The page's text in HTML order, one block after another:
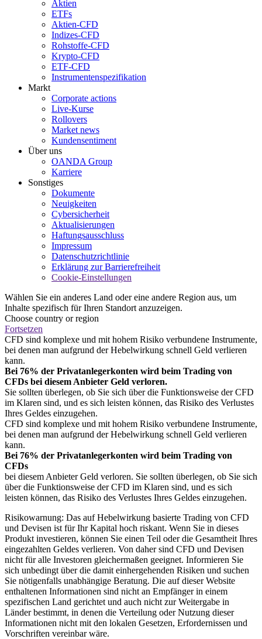
Aktien
ETFs
Aktien-CFD
Indizes-CFD
Rohstoffe-CFD
Krypto-CFD
ETF-CFD
Instrumentenspezifikation
Markt
Corporate actions
Live-Kurse
Rollovers
Market news
Kundensentiment
Über uns
OANDA Group
Karriere
Sonstiges
Dokumente
Neuigkeiten
Cybersicherheit
Aktualisierungen
Haftungsausschluss
Impressum
Datenschutzrichtlinie
Erklärung zur Barrierefreiheit
Cookie-Einstellungen
Wählen Sie ein anderes Land oder eine andere Region aus, um
Inhalte spezifisch für Ihren Standort anzuzeigen.
Choose country or region
Fortsetzen
CFD sind komplexe und mit hohem Risiko verbundene Instrumente,
bei denen man aufgrund der Hebelwirkung schnell Geld verlieren
kann.
Bei 76% der Privatanlegerkonten wird beim Trading von
CFDs bei diesem Anbieter Geld verloren.
Sie sollten überlegen, ob Sie sich über die Funktionsweise der CFD
im Klaren sind, und es sich leisten können, das Risiko des Verlustes
Ihres Geldes einzugehen.
CFD sind komplexe und mit hohem Risiko verbundene Instrumente,
bei denen man aufgrund der Hebelwirkung schnell Geld verlieren
kann.
Bei 76% der Privatanlegerkonten wird beim Trading von
CFDs
bei diesem Anbieter Geld verloren. Sie sollten überlegen, ob Sie sich
über die Funktionsweise der CFD im Klaren sind, und es sich
leisten können, das Risiko des Verlustes Ihres Geldes einzugehen.
Risikowarnung: Das auf Hebelwirkung basierte Trading von CFD
und Devisen ist für Ihr Kapital hoch riskant. Wenn Sie in dieses
Produkt investieren, können Sie einen Teil oder die Gesamtheit Ihres
eingezahlten Geldes verlieren. Von daher sind CFD und Devisen
nicht für alle Investoren gleichermaßen geeignet. Informieren Sie
sich unbedingt über die damit einhergehenden Risiken und suchen
Sie nötigenfalls unabhängige Beratung. Die auf dieser Website
enthaltenen Informationen sind nicht an Empfänger in einem
spezifischen Land gerichtet und auch nicht zur Weitergabe in
Länder bestimmt, in denen die Verteilung oder Nutzung dieser
Informationen nicht mit den lokalen Gesetzen, Erfordernissen und
Vorschriften vereinbar wäre.